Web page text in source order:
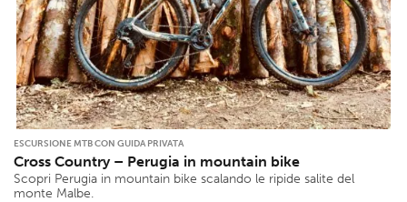
ESCURSIONE MTB CON GUIDA PRIVATA
Cross Country – Perugia in mountain bike
Scopri Perugia in mountain bike scalando le ripide salite del
monte Malbe.